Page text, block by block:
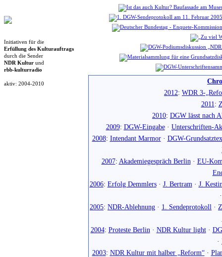
Initiativen für die
Erfüllung des Kulturauftrags
durch die Sender
NDR Kultur und
rbb-kulturradio
aktiv: 2004-2010
2012: WDR 3-
2011:
2010: DGW lässt nach
2009: DGW-Eingabe· Unterschriften-
2008: Intendant Marmor· DGW-
2007: Akademiegespräch Berlin · EU-
2006: Erfolg Demmlers· J. Bertram · J.
2005: NDR-Ablehnung · 1. Sendeprotokoll ·
2004: Proteste Berlin · NDR Kultur light·
·
2003: NDR Kultur mit halber „Reform“·